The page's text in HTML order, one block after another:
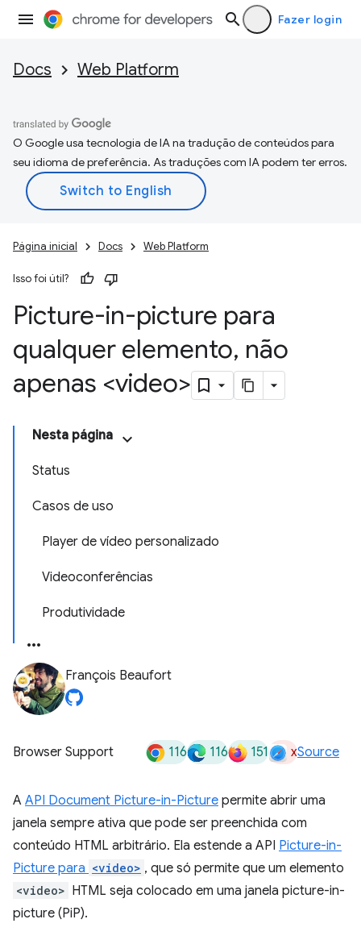
Fazer login
Docs Web Platform
O Google usa tecnologia de IA na tradução de conteúdos para
seu idioma de preferência. As traduções com IA podem ter erros.
Página inicial Docs Web Platform
Isso foi útil?
Picture-in-picture para
qualquer elemento, não
apenas <video>
Nesta página
Status
Casos de uso
Player de vídeo personalizado
Videoconferências
Produtividade
François Beaufort
Browser Support 116 116 151 xSource
A API Document Picture-in-Picture permite abrir uma
janela sempre ativa que pode ser preenchida com
conteúdo HTML arbitrário. Ela estende a API Picture-in-
Picture para <video> , que só permite que um elemento
<video> HTML seja colocado em uma janela picture-in-
picture (PiP).